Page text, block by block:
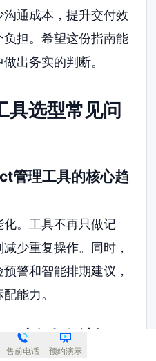
通成本，提升交付效
担。希望这份指南能
出务实的判断。
选型常见问
管理工具的核心趋
。工具不再只做记
少重复操作。同时，
警和智能排期建议，
能力。
之间如何选择？
售前电话 预约演示